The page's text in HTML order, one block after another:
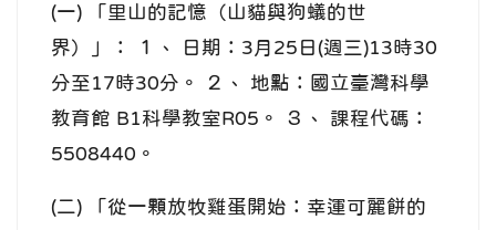
(一) 「里山的記憶（山貓與狗蟻的世
界）」： １、 日期：3月25日(週三)13時30
分至17時30分。 ２、 地點：國立臺灣科學
教育館 B1科學教室R05。 ３、 課程代碼：
5508440。
(二) 「從一顆放牧雞蛋開始：幸運可麗餅的